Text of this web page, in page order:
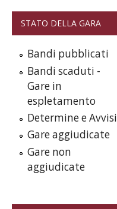
STATO DELLA GARA
Bandi pubblicati
Bandi scaduti -
Gare in
espletamento
Determine e Avvisi
Gare aggiudicate
Gare non
aggiudicate